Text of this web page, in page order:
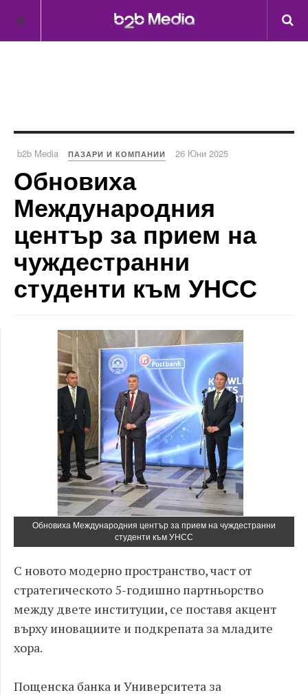
b2b Media ПАЗАРИ И КОМПАНИИ 26 Юни 2025
Обновиха
Международния
център за прием на
чуждестранни
студенти към УНСС
Обновиха Международния център за прием на чуждестранни
студенти към УНСС
С новото модерно пространство, част от
стратегическото 5-годишно партньорство
между двете институции, се поставя акцент
върху иновациите и подкрепата за младите
хора.
Пощенска банка и Университета за